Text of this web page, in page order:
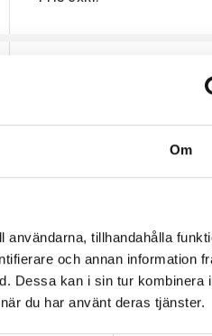
Om
tillhandahålla
och annan information
Dessa kan i sin tur kombinera
du har använt deras tjänster.
121.00
, 4-6
Pris exkl.
7.00
Beställningsvara, 4-6